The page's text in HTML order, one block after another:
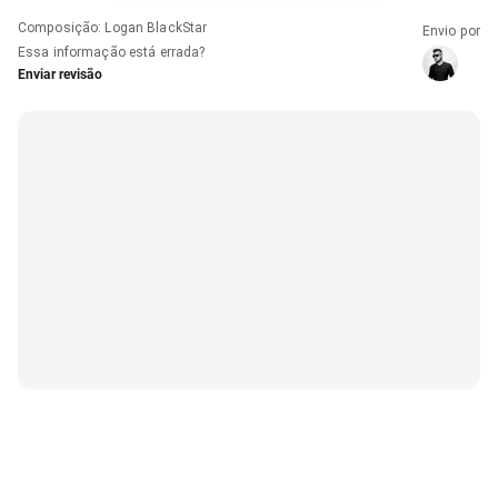
Composição: Logan BlackStar
Essa informação está errada?
Enviar revisão
Envio por